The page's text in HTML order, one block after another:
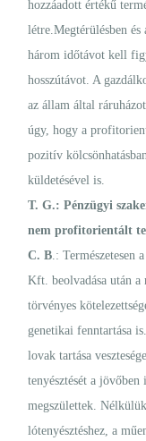
hozzáadott értékű
létre.Megtérülésben és
három időtávot kell
hosszútávot. A
az állam által
úgy, hogy a
pozitív
küldetésével is.
T. G.: Pénzügyi
nem profitorientált
C. B.: Természetesen
Kft. beolvadása után a
törvényes
genetikai fenntartása
lovak tartása
tenyésztését a
megszülettek.
lótenyésztéshez, a